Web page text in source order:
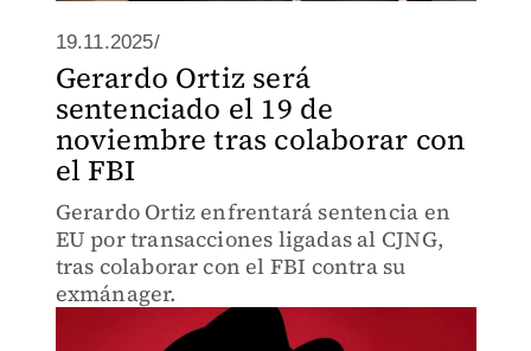
19.11.2025/
Gerardo Ortiz será
sentenciado el 19 de
noviembre tras colaborar con
el FBI
Gerardo Ortiz enfrentará sentencia en
EU por transacciones ligadas al CJNG,
tras colaborar con el FBI contra su
exmánager.